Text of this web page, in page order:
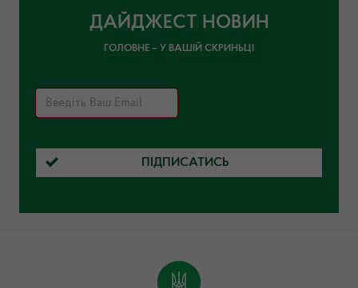
ДАЙДЖЕСТ НОВИН
ГОЛОВНЕ – У ВАШІЙ СКРИНЬЦІ
ПІДПИСАТИСЬ